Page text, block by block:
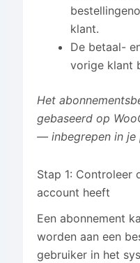
klant.
De betaal-
vorige klant
Het
gebaseerd op
— inbegrepen in je
Stap 1: Controleer
account heeft
Een abonnement
worden aan een
gebruiker in het